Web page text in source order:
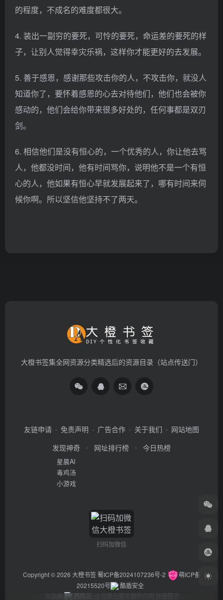
的程度，不成名的难度都很大。
4. 装出一副穷的要死，可怜的要死，命运差的要死的样
子，让别人觉得幸灾乐祸，这样你才能更好的去发展。
5. 善于感恩，感谢那些攻击你的人，不攻击你，就没人
知道你了，要怀着感恩的心去对待他们，他们也会被你
感动的，他们会给你带来很多好处的，任何事都是双刃
剑。
6. 相信他们是没有恒心的，一个优秀的人，你让他去骂
人，他都没时间，他有时间骂你，说明他不是一个有恒
心的人，他如果有恒心早就发展起来了，哪有时间来伺
候你啊。所以坚信他坚持不了两天。
大橙书签集全网资源分类精选后的资源目录（站点传送门）
友链申请 免责声明 广告合作 关于我们
网站地图
发现神奇
星晨AI
毒鸡汤
小游戏
网址排行榜 今日热榜
扫码加微信
Copyright © 2026 大橙书签 蜀ICP备2024107236号-2
萌ICP备
20215520号
酷盾安全
本站由
西风云 企业级云服务器供应商 托管服务